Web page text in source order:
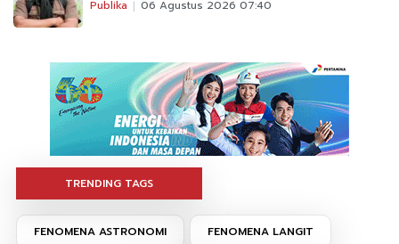
Publika 06 Agustus 2026 07:40
TRENDING TAGS
FENOMENA ASTRONOMI FENOMENA LANGIT